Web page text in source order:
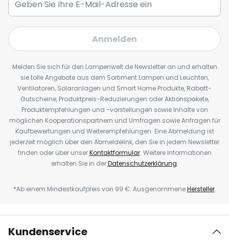
Anmelden
Melden Sie sich für den Lampenwelt.de Newsletter an und erhalten
sie tolle Angebote aus dem Sortiment Lampen und Leuchten,
Ventilatoren, Solaranlagen und Smart Home Produkte, Rabatt-
Gutscheine, Produktpreis-Reduzierungen oder Aktionspakete,
Produktempfehlungen und -vorstellungen sowie Inhalte von
möglichen Kooperationspartnern und Umfragen sowie Anfragen für
Kaufbewertungen und Weiterempfehlungen. Eine Abmeldung ist
jederzeit möglich über den Abmeldelink, den Sie in jedem Newsletter
finden oder über unserKontaktformular. Weitere Informationen
erhalten Sie in derDatenschutzerklärung.
*Ab einem Mindestkaufpreis von 99 €. AusgenommeneHersteller.
Kundenservice